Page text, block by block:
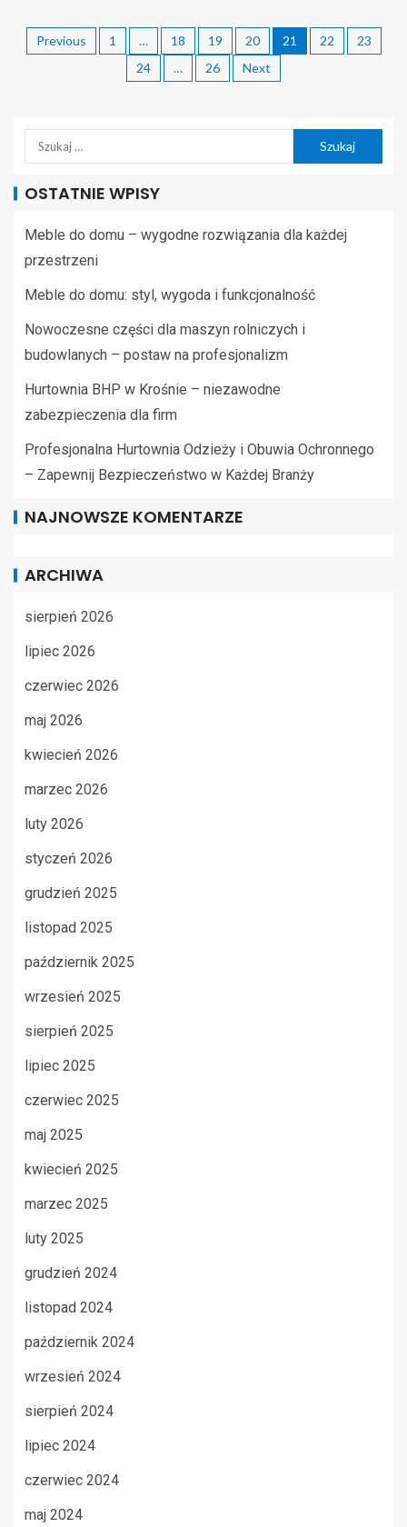
Previous 1 … 18 19 20 21 22
23
24
… 26 Next
OSTATNIE WPISY
Meble do domu – wygodne rozwiązania dla każdej
przestrzeni
Meble do domu: styl, wygoda i funkcjonalność
Nowoczesne części dla maszyn rolniczych i
budowlanych – postaw na profesjonalizm
Hurtownia BHP w Krośnie – niezawodne
zabezpieczenia dla firm
Profesjonalna Hurtownia Odzieży i Obuwia Ochronnego
– Zapewnij Bezpieczeństwo w Każdej Branży
NAJNOWSZE KOMENTARZE
ARCHIWA
sierpień 2026
lipiec 2026
czerwiec 2026
maj 2026
kwiecień 2026
marzec 2026
luty 2026
styczeń 2026
grudzień 2025
listopad 2025
październik 2025
wrzesień 2025
sierpień 2025
lipiec 2025
czerwiec 2025
maj 2025
kwiecień 2025
marzec 2025
luty 2025
grudzień 2024
listopad 2024
październik 2024
wrzesień 2024
sierpień 2024
lipiec 2024
czerwiec 2024
maj 2024